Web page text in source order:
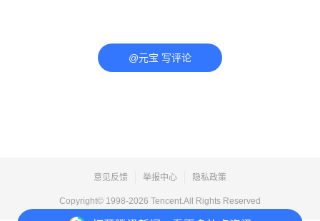
@元宝 写评论
意见反馈 举报中心 隐私政策
Copyright© 1998-2026 Tencent.All Rights Reserved